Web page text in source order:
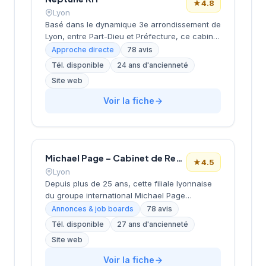
Lyon
★4.8
Basé dans le dynamique 3e arrondissement de
Lyon, entre Part-Dieu et Préfecture, ce cabinet
de recrutement développe ses activités depuis
ses locaux de la rue Servient. Dirigé par
PERRIOLAT, il accompagne les entreprises
dans leurs recherches de talents avec une
approche personnalisée. La structure
bénéficie d'une excellente réputation auprès
Approche directe
78 avis
Tél. disponible
24 ans d'ancienneté
Site web
Voir la fiche
Michael Page – Cabinet de Recrutement Lyon
Lyon
★4.5
Depuis plus de 25 ans, cette filiale lyonnaise
du groupe international Michael Page
accompagne les entreprises et candidats
dans leurs projets de recrutement. Implanté
dans le 3e arrondissement au cœur du
quartier Part-Dieu, le cabinet intervient sur
l'ensemble des métiers et secteurs d'activité
Annonces & job boards
78 avis
Tél. disponible
27 ans d'ancienneté
Site web
Voir la fiche